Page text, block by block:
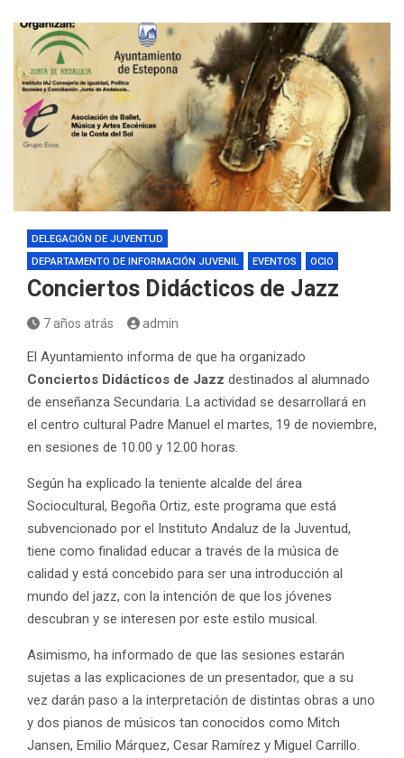
DELEGACIÓN DE JUVENTUD
DEPARTAMENTO DE INFORMACIÓN JUVENIL
EVENTOS OCIO
Conciertos Didácticos de Jazz
7 años atrás admin
El Ayuntamiento informa de que ha organizado
Conciertos Didácticos de Jazz destinados al alumnado
de enseñanza Secundaria. La actividad se desarrollará en
el centro cultural Padre Manuel el martes, 19 de noviembre,
en sesiones de 10.00 y 12.00 horas.
Según ha explicado la teniente alcalde del área
Sociocultural, Begoña Ortiz, este programa que está
subvencionado por el Instituto Andaluz de la Juventud,
tiene como finalidad educar a través de la música de
calidad y está concebido para ser una introducción al
mundo del jazz, con la intención de que los jóvenes
descubran y se interesen por este estilo musical.
Asimismo, ha informado de que las sesiones estarán
sujetas a las explicaciones de un presentador, que a su
vez darán paso a la interpretación de distintas obras a uno
y dos pianos de músicos tan conocidos como Mitch
Jansen, Emilio Márquez, Cesar Ramírez y Miguel Carrillo.